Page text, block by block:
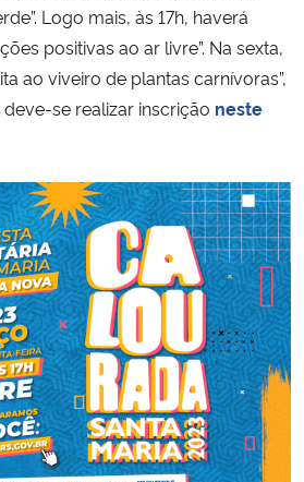
Logo mais, às 17h, haverá
positivas ao ar livre”. Na sexta,
ao viveiro de plantas carnívoras”,
se realizar inscrição neste